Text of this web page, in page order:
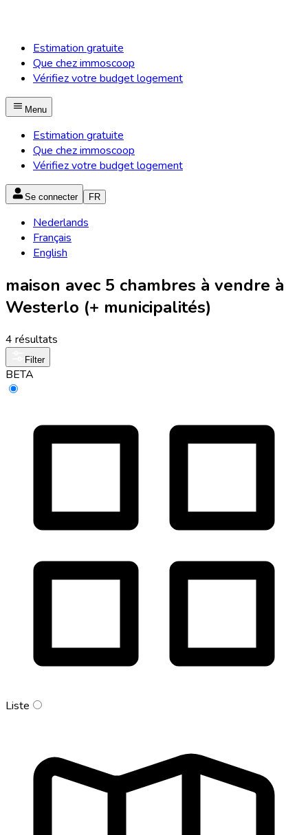
Estimation gratuite
Que chez immoscoop
Vérifiez votre budget logement
Menu
Estimation gratuite
Que chez immoscoop
Vérifiez votre budget logement
Se connecter FR
Nederlands
Français
English
maison avec 5 chambres à vendre à
Westerlo (+ municipalités)
4 résultats
Filter
BETA
Liste